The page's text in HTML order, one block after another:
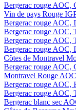
Bergerac rouge AOC,
Vin de pays Rouge
Bergerac rouge AOC,
Bergerac rouge AOC,
Bergerac rouge AOC,
Bergerac rouge AOC,
Côtes de Montravel
Bergerac rouge AOC,
Montravel Rouge
Bergerac rouge AOC,
Bergerac rouge AOC,
Bergerac blanc sec